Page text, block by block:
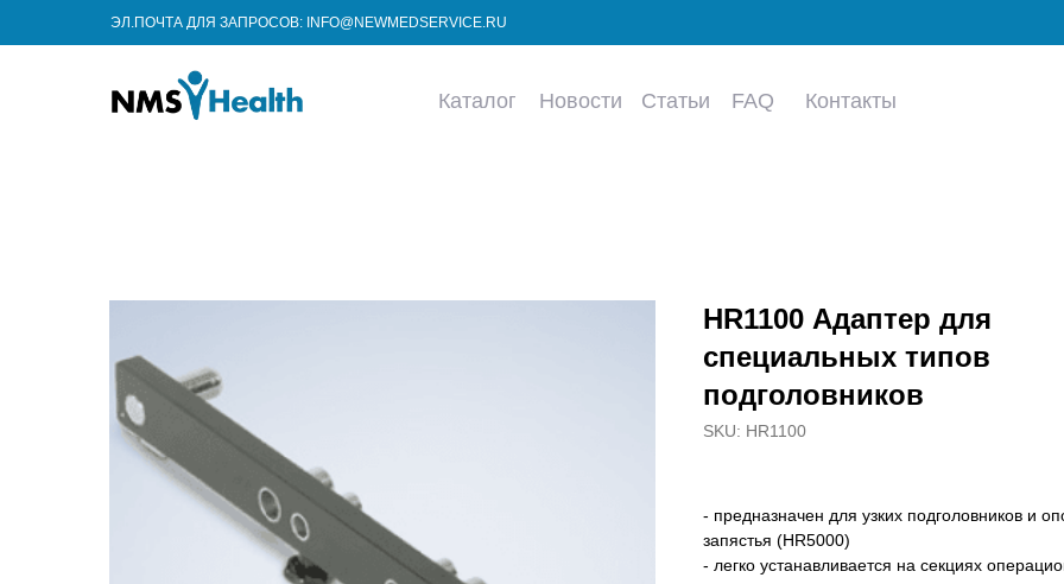
ЭЛ.ПОЧТА ДЛЯ ЗАПРОСОВ: INFO@NEWMEDSERVICE.RU
Каталог Новости Статьи FAQ Контакты
HR1100 Адаптер для
специальных типов
подголовников
SKU: HR1100
- предназначен для узких подголовников и
запястья (HR5000)
- легко устанавливается на секциях